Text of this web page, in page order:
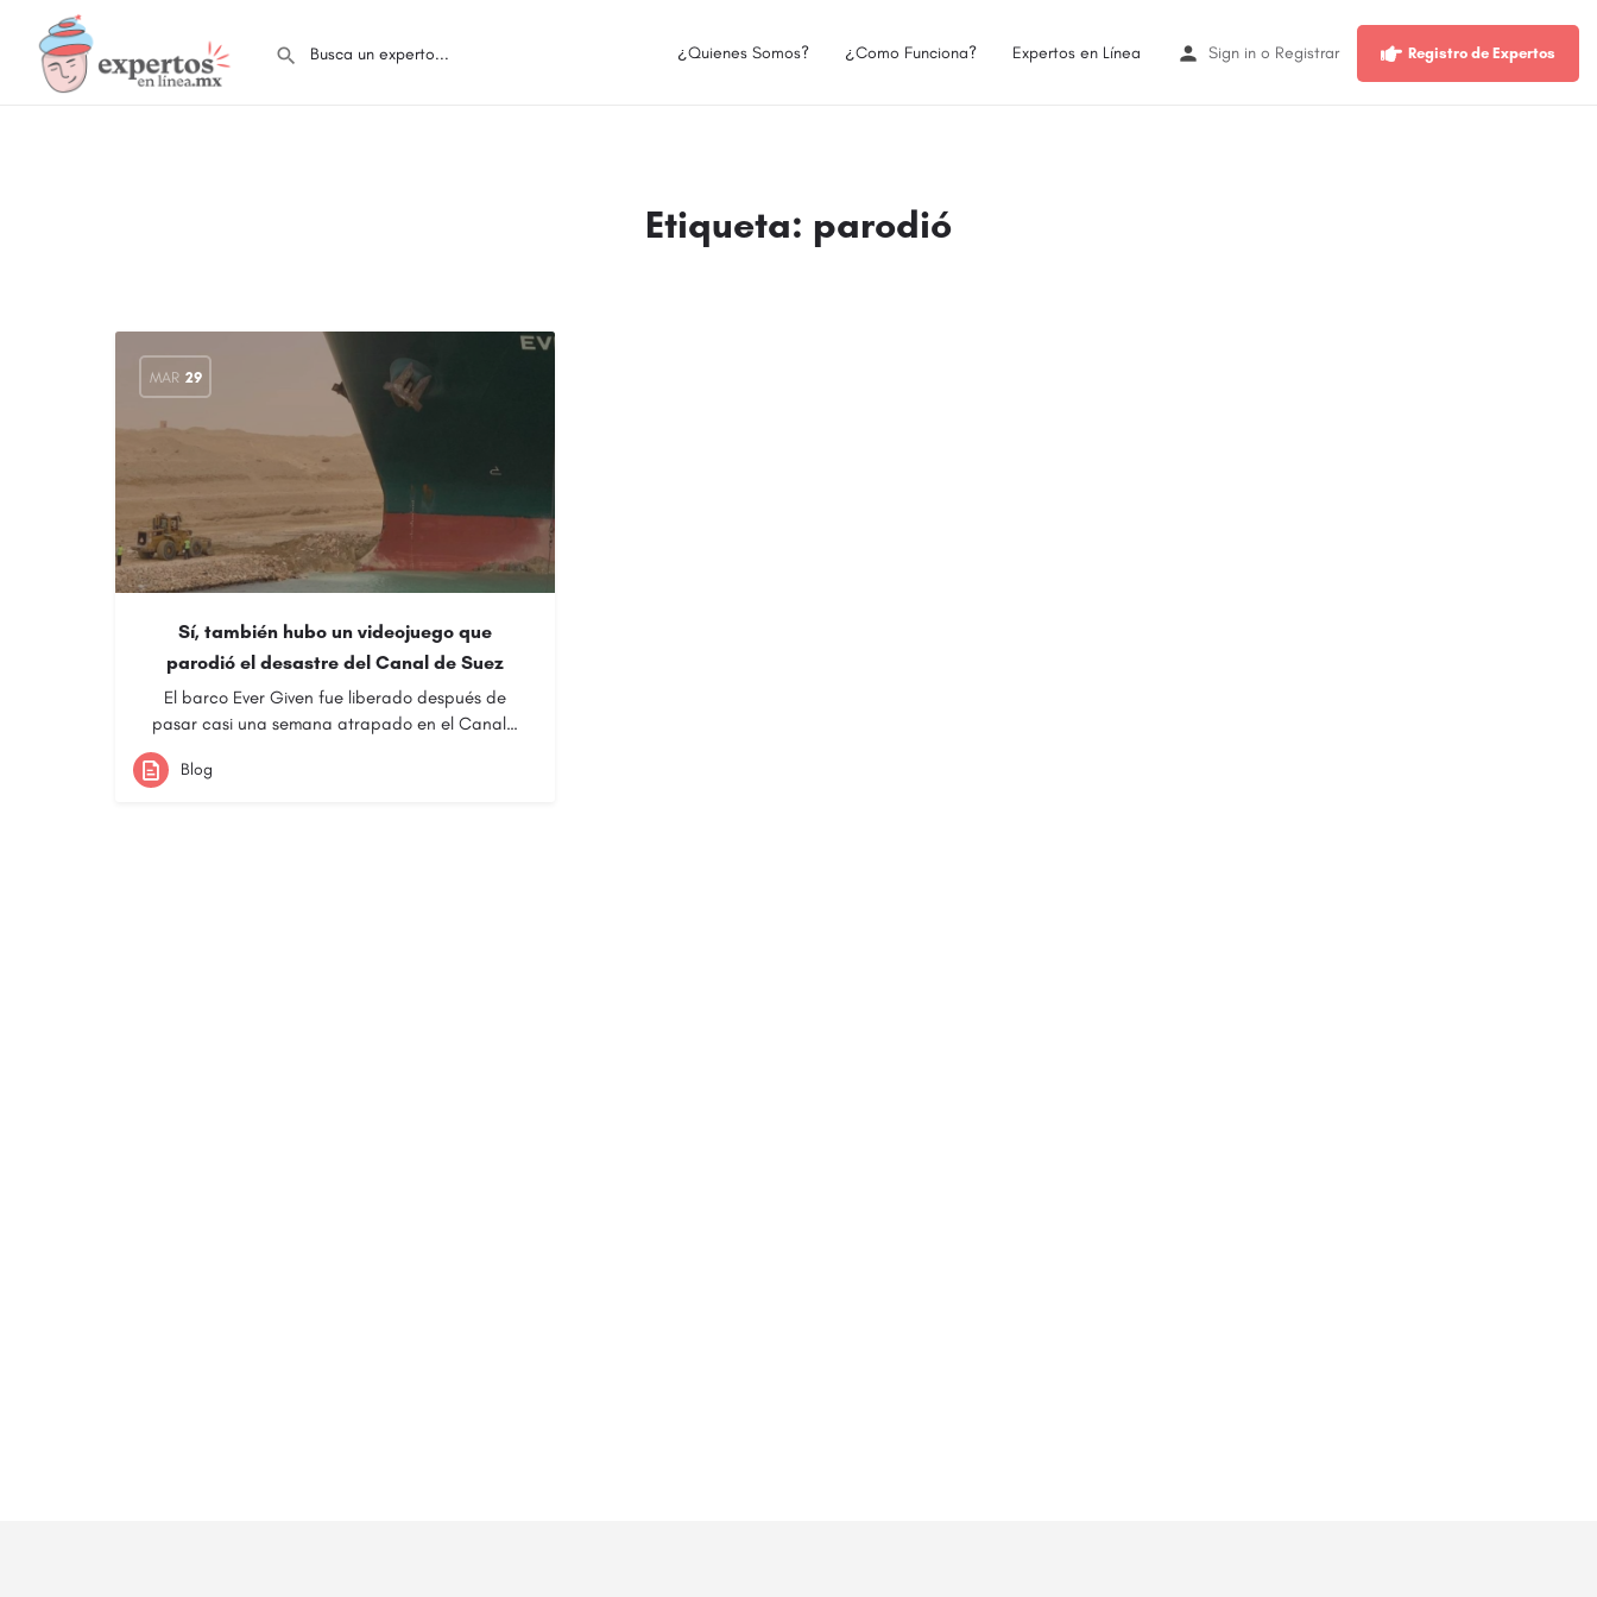
¿Quienes Somos? ¿Como Funciona? Expertos en Línea Sign in o Registrar Registro de Expertos
Etiqueta: parodió
MAR 29
Sí, también hubo un videojuego que
parodió el desastre del Canal de Suez
El barco Ever Given fue liberado después de
pasar casi una semana atrapado en el Canal…
Blog